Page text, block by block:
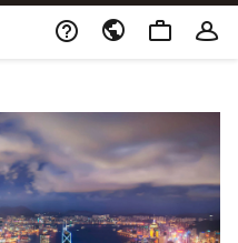
打开新窗口